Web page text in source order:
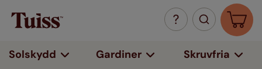
Solskydd Gardiner Skruvfria